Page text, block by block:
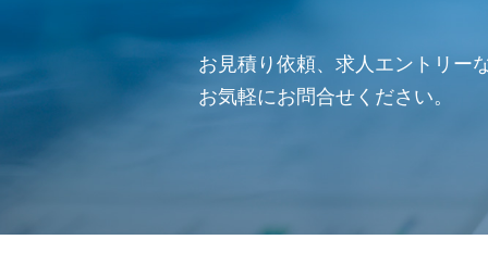
お見積り依頼、求人エントリー
お気軽にお問合せください。